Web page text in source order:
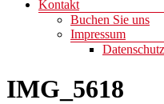
Kontakt
Buchen Sie uns
Impressum
IMG_5618